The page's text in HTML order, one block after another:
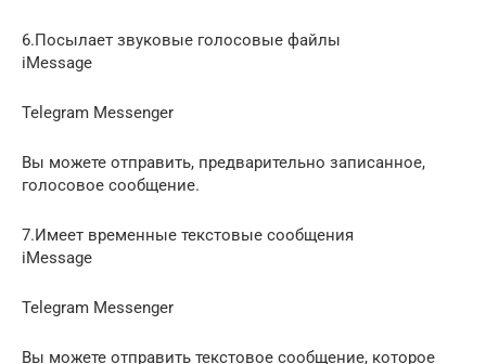
6.Посылает звуковые голосовые файлы
iMessage
Telegram Messenger
Вы можете отправить, предварительно записанное,
голосовое сообщение.
7.Имеет временные текстовые сообщения
iMessage
Telegram Messenger
Вы можете отправить текстовое сообщение, которое